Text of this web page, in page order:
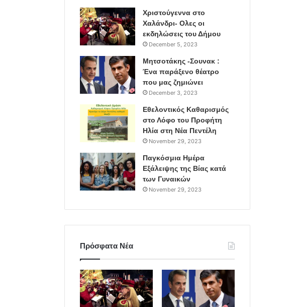
Χριστούγεννα στο
Χαλάνδρι- Ολες οι
εκδηλώσεις του Δήμου
December 5, 2023
Μητσοτάκης -Σουνακ :
Ένα παράξενο θέατρο
που μας ζημιώνει
December 3, 2023
Εθελοντικός Καθαρισμός
στο Λόφο του Προφήτη
Ηλία στη Νέα Πεντέλη
November 29, 2023
Παγκόσμια Ημέρα
Εξάλειψης της Βίας κατά
των Γυναικών
November 29, 2023
Πρόσφατα Νέα